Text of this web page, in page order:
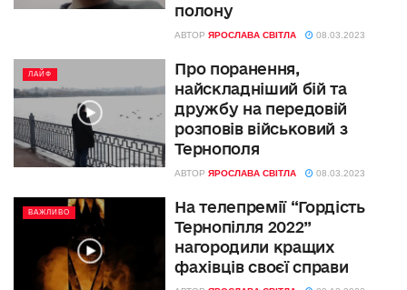
полону
АВТОР ЯРОСЛАВА СВІТЛА 08.03.2023
ЛАЙФ
Про поранення,
найскладніший бій та
дружбу на передовій
розповів військовий з
Тернополя
АВТОР ЯРОСЛАВА СВІТЛА 08.03.2023
ВАЖЛИВО
На телепремії “Гордість
Тернопілля 2022”
нагородили кращих
фахівців своєї справи